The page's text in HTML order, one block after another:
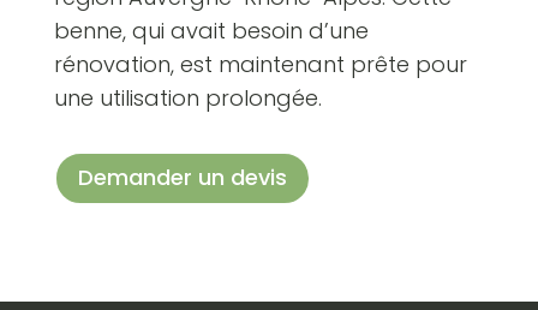
benne, qui avait besoin d’une
rénovation, est maintenant prête pour
une utilisation prolongée.
Demander un devis